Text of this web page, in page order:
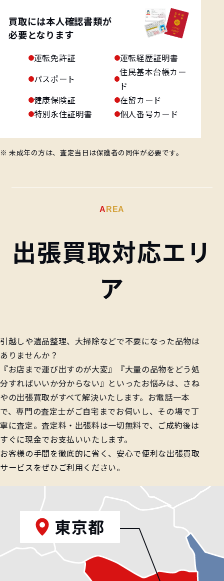
買取には本人確認書類が
必要となります
運転免許証
運転経歴証明書
パスポート
住民基本台帳カー
ド
健康保険証
在留カード
特別永住証明書
個人番号カード
※ 未成年の方は、査定当日は保護者の同伴が必要です。
AREA
出張買取対応エリ
ア
引越しや遺品整理、大掃除などで不要になった品物は
ありませんか？
『お店まで運び出すのが大変』『大量の品物をどう処
分すればいいか分からない』といったお悩みは、さね
やの出張買取がすべて解決いたします。お電話一本
で、専門の査定士がご自宅までお伺いし、その場で丁
寧に査定。査定料・出張料は一切無料で、ご成約後は
すぐに現金でお支払いいたします。
お客様の手間を徹底的に省く、安心で便利な出張買取
サービスをぜひご利用ください。